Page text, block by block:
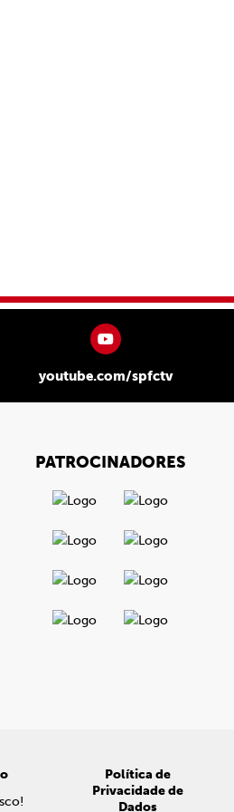
youtube.com/spfctv
PATROCINADORES
Política de
Privacidade de
Dados